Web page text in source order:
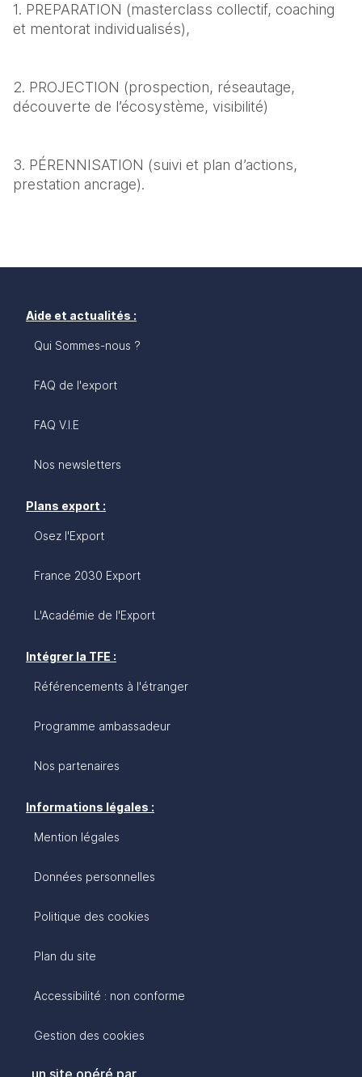
1. PREPARATION (masterclass collectif, coaching
et mentorat individualisés),
2. PROJECTION (prospection, réseautage,
découverte de l’écosystème, visibilité)
3. PÉRENNISATION (suivi et plan d’actions,
prestation ancrage).
Aide et actualités :
Qui Sommes-nous ?
FAQ de l'export
FAQ V.I.E
Nos newsletters
Plans export :
Osez l'Export
France 2030 Export
L'Académie de l'Export
Intégrer la TFE :
Référencements à l'étranger
Programme ambassadeur
Nos partenaires
Informations légales :
Mention légales
Données personnelles
Politique des cookies
Plan du site
Accessibilité : non conforme
Gestion des cookies
un site opéré par